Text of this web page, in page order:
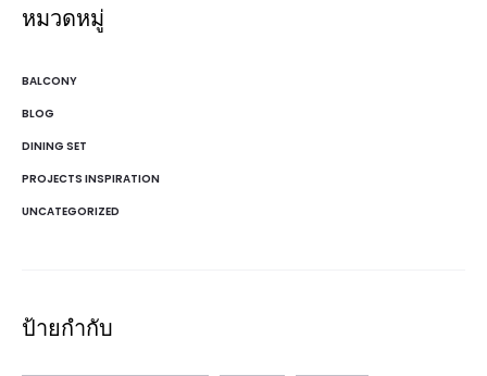
หมวดหมู่
BALCONY
BLOG
DINING SET
PROJECTS INSPIRATION
UNCATEGORIZED
ป้ายกำกับ